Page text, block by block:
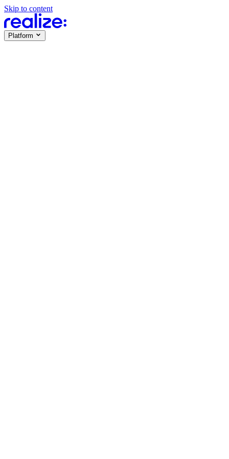
Skip to content
Platform